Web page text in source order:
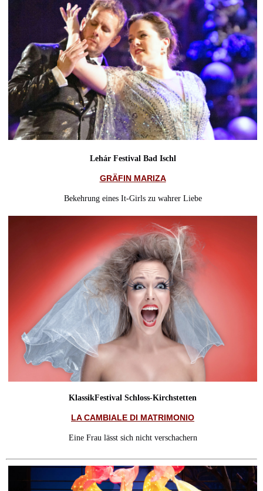
Lehár Festival Bad Ischl
GRÄFIN MARIZA
Bekehrung eines It-Girls zu wahrer Liebe
KlassikFestival Schloss-Kirchstetten
LA CAMBIALE DI MATRIMONIO
Eine Frau lässt sich nicht verschachern